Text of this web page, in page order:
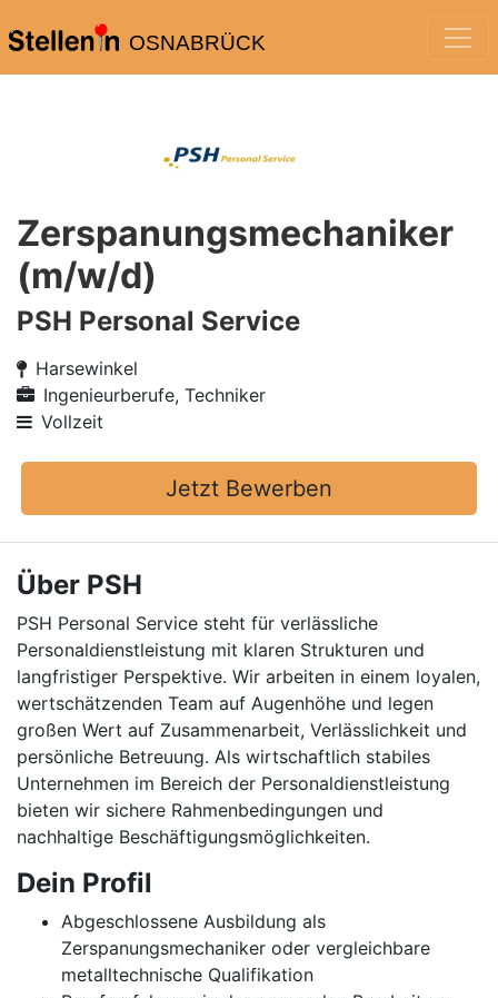
OSNABRÜCK
Zerspanungsmechaniker
(m/w/d)
PSH Personal Service
Harsewinkel
Ingenieurberufe, Techniker
Vollzeit
Jetzt Bewerben
Über PSH
PSH Personal Service steht für verlässliche
Personaldienstleistung mit klaren Strukturen und
langfristiger Perspektive. Wir arbeiten in einem loyalen,
wertschätzenden Team auf Augenhöhe und legen
großen Wert auf Zusammenarbeit, Verlässlichkeit und
persönliche Betreuung. Als wirtschaftlich stabiles
Unternehmen im Bereich der Personaldienstleistung
bieten wir sichere Rahmenbedingungen und
nachhaltige Beschäftigungsmöglichkeiten.
Dein Profil
Abgeschlossene Ausbildung als
Zerspanungsmechaniker oder vergleichbare
metalltechnische Qualifikation